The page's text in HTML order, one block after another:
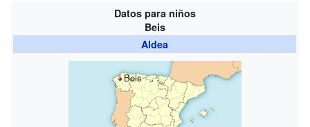
Datos para niños
Beis
Aldea
Beis